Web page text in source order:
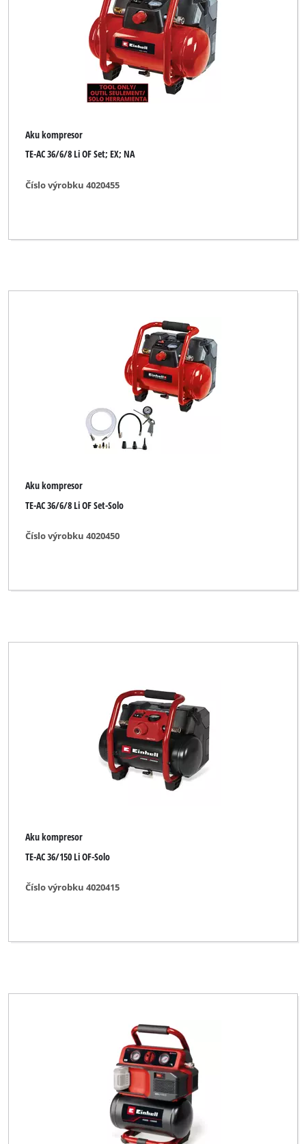
Aku kompresor
TE-AC 36/6/8 Li OF Set; EX; NA
Číslo výrobku 4020455
Aku kompresor
TE-AC 36/6/8 Li OF Set-Solo
Číslo výrobku 4020450
Aku kompresor
TE-AC 36/150 Li OF-Solo
Číslo výrobku 4020415